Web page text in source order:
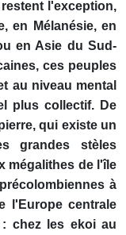
l'exception,
en Mélanésie, en
en Asie du Sud-
ces peuples
au niveau mental
plus collectif. De
qui existe un
grandes stèles
mégalithes de l'île
à
l'Europe centrale
chez les ekoi au